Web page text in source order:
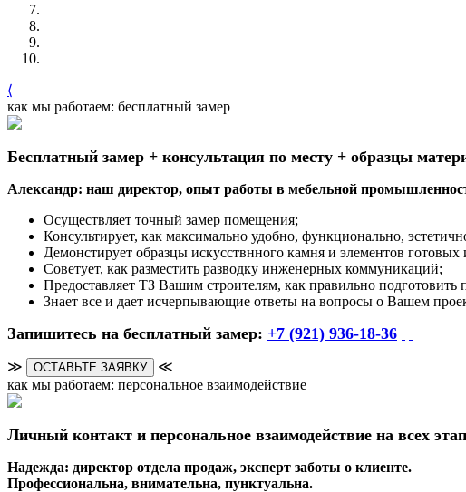
⟨
как мы работаем: бесплатный замер
Бесплатный замер + консультация по месту + образцы
Александр: наш директор, опыт работы в мебельной
Осуществляет точный замер помещения;
Консультирует, как максимально удобно, функционально,
Демонстирует образцы искусствнного камня и элементов готовых
Советует, как разместить разводку инженерных коммуникаций;
Предоставляет ТЗ Вашим строителям, как правильно подготовить
Знает все и дает исчерпывающие ответы на вопросы о Вашем
Запишитесь на бесплатный замер: +7 (921) 936-18-36
≫ ОСТАВЬТЕ ЗАЯВКУ
≪
как мы работаем: персональное взаимодействие
Личный контакт и персональное взаимодействие на всех
Надежда: директор отдела продаж, эксперт заботы о клиенте.
Профессиональна, внимательна, пунктуальна.